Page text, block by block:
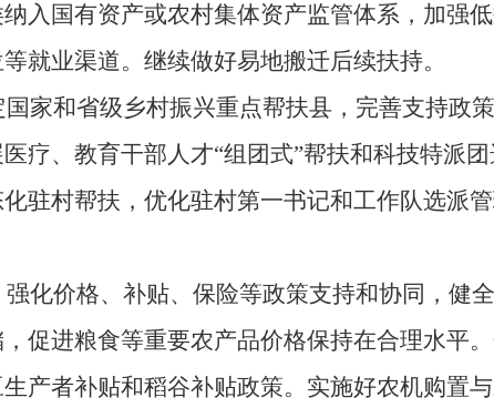
入国有资产或农村集体资产监管体系，加强
就业渠道。继续做好易地搬迁后续扶持。
和省级乡村振兴重点帮扶县，完善支持政
疗、教育干部人才“组团式”帮扶和科技特派
驻村帮扶，优化驻村第一书记和工作队选派管
价格、补贴、保险等政策支持和协同，健
促进粮食等重要农产品价格保持在合理水平
产者补贴和稻谷补贴政策。实施好农机购置